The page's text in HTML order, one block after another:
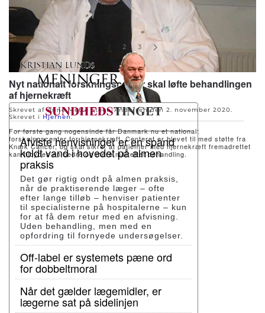
Nyt nationalt forskningscenter skal løfte behandlingen
af hjernekræft
Skrevet af Anne Mette Steen-Andersen den 2. november 2020.
Skrevet i Hjernen.
For første gang nogensinde får Danmark nu et nationalt
forskningscenter for hjernekræft. Centeret er blevet til med støtte fra
Knæk Cancer, og skal sikre, at patienter med hjernekræft fremadrettet
kan tilbydes en bedre og mere målrettet behandling.
1 2 3
Afviste henvisninger er en spand
koldt vand i hovedet på almen
praksis
Det gør rigtig ondt på almen praksis,
når de praktiserende læger – ofte
efter lange tilløb – henviser patienter
til specialisterne på hospitalerne – kun
for at få dem retur med en afvisning.
Uden behandling, men med en
opfordring til fornyede undersøgelser.
Off-label er systemets pæne ord
for dobbeltmoral
Når det gælder lægemidler, er
lægerne sat på sidelinjen